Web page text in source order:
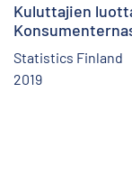
Kuluttajien
Statistics Finland
2019